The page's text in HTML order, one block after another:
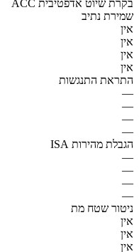
ACC בקרת שיוט אדפטיבית
שמירת נתיב
אין
אין
אין
אין
התראת התנגשות
—
—
—
—
הגבלת מהירות ISA
—
—
—
—
ניטור שטח מת
אין
אין
אין